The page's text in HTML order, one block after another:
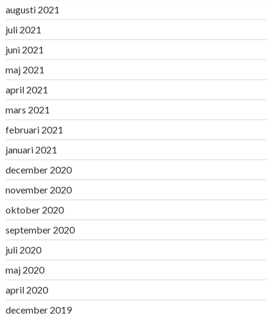
augusti 2021
juli 2021
juni 2021
maj 2021
april 2021
mars 2021
februari 2021
januari 2021
december 2020
november 2020
oktober 2020
september 2020
juli 2020
maj 2020
april 2020
december 2019